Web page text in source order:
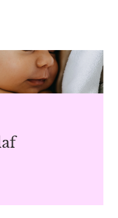
stock.adobe.com